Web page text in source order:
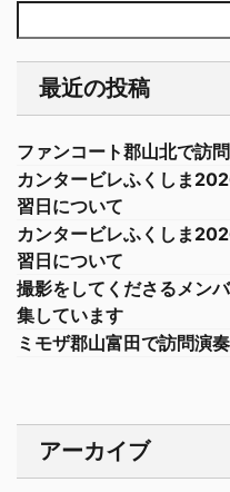
最近の投稿
ファンコート郡山北で訪
カンタービレふくしま
習日について
カンタービレふくしま
習日について
撮影をしてくださるメン
集しています
ミモザ郡山富田で訪問演
アーカイブ